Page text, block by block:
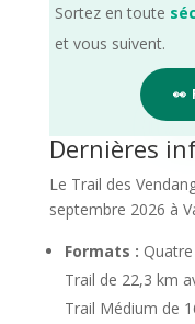
Sortez en toute
et vous suivent.
👀
Dernières
Le Trail des
septembre 2026 à
Formats :
Trail de 22,3 km
Trail Médium de